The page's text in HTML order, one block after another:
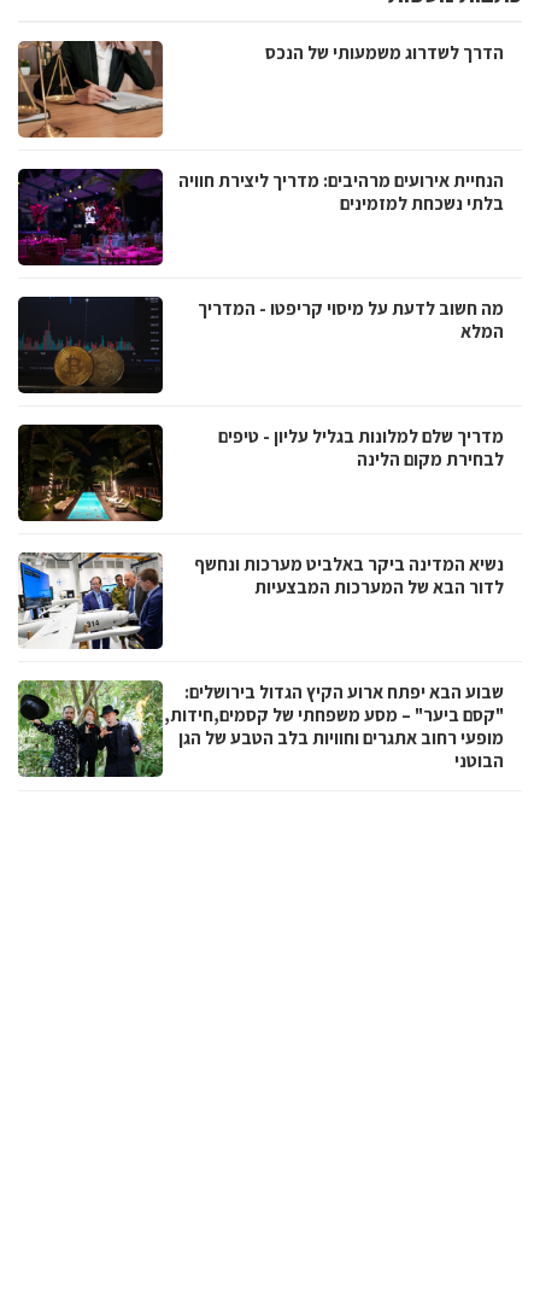
הדרך לשדרוג משמעותי של הנכס
הנחיית אירועים מרהיבים: מדריך ליצירת חוויה
בלתי נשכחת למזמינים
מה חשוב לדעת על מיסוי קריפטו - המדריך
המלא
מדריך שלם למלונות בגליל עליון - טיפים
לבחירת מקום הלינה
נשיא המדינה ביקר באלביט מערכות ונחשף
לדור הבא של המערכות המבצעיות
שבוע הבא יפתח ארוע הקיץ הגדול בירושלים:
"קסם ביער" – מסע משפחתי של קסמים,חידות,
מופעי רחוב אתגרים וחוויות בלב הטבע של הגן
הבוטני